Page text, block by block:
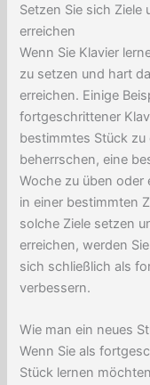
Setzen Sie sich Ziele
erreichen
Wenn Sie Klavier
zu setzen und hart
erreichen. Einige
fortgeschrittener
bestimmtes Stück
beherrschen, eine
Woche zu üben
in einer bestimmten
solche Ziele setzen
erreichen, werden
sich schließlich als
verbessern.
Wie man ein neues
Wenn Sie als
Stück lernen